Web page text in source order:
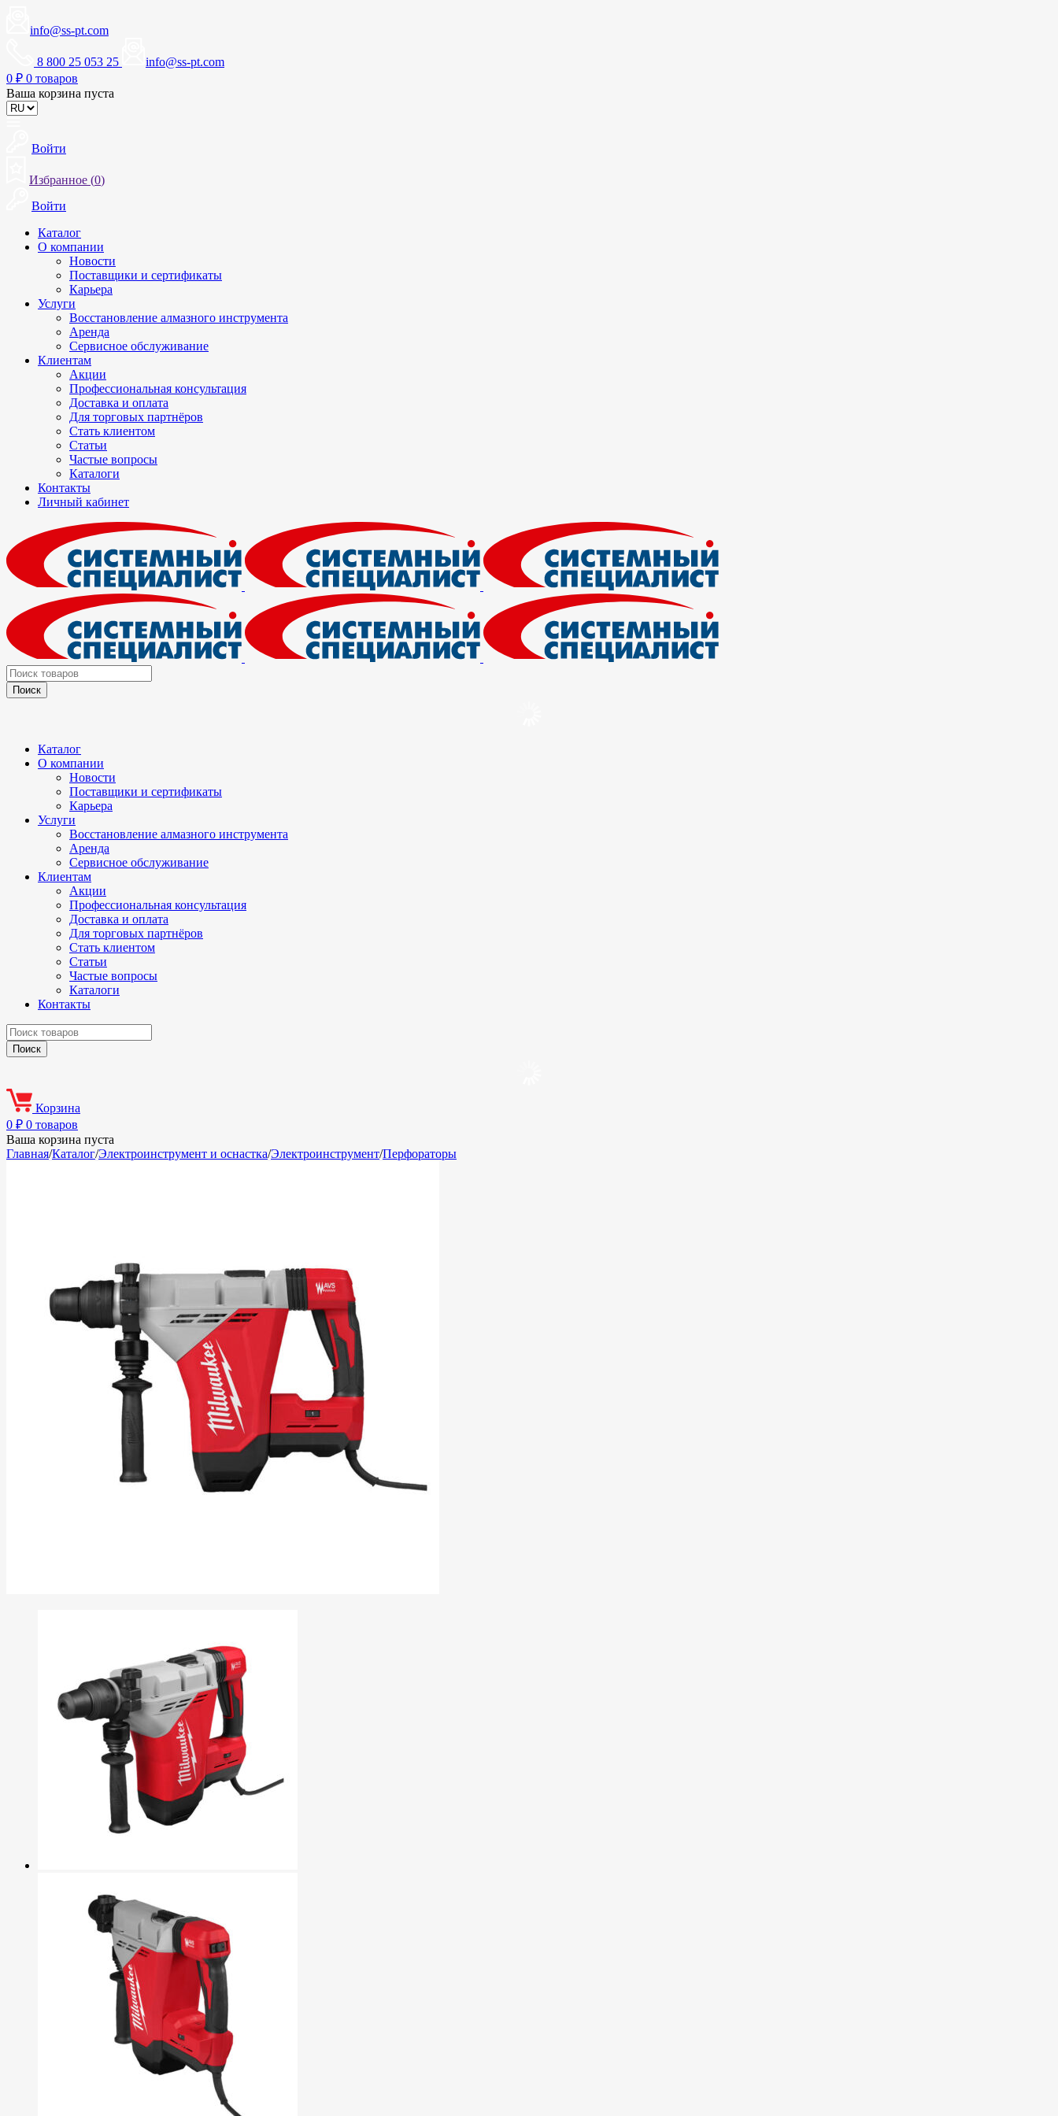
info@ss-pt.com
8 800 25 053 25
info@ss-pt.com
0 ₽ 0 товаров
Ваша корзина пуста
Войти
Избранное (0)
Войти
Каталог
О компании
Новости
Поставщики и сертификаты
Карьера
Услуги
Восстановление алмазного инструмента
Аренда
Сервисное обслуживание
Клиентам
Акции
Профессиональная консультация
Доставка и оплата
Для торговых партнёров
Стать клиентом
Статьи
Частые вопросы
Каталоги
Контакты
Личный кабинет
Каталог
О компании
Новости
Поставщики и сертификаты
Карьера
Услуги
Восстановление алмазного инструмента
Аренда
Сервисное обслуживание
Клиентам
Акции
Профессиональная консультация
Доставка и оплата
Для торговых партнёров
Стать клиентом
Статьи
Частые вопросы
Каталоги
Контакты
Корзина
0 ₽ 0 товаров
Ваша корзина пуста
Главная/Каталог/Электроинструмент и оснастка/Электроинструмент/Перфораторы